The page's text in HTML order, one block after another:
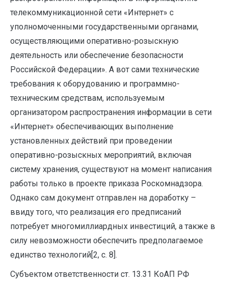
телекоммуникационной сети «Интернет» с
уполномоченными государственными органами,
осуществляющими оперативно-розыскную
деятельность или обеспечение безопасности
Российской Федерации». А вот сами технические
требования к оборудованию и программно-
техническим средствам, используемым
организатором распространения информации в сети
«Интернет» обеспечивающих выполнение
установленных действий при проведении
оперативно-розыскных мероприятий, включая
систему хранения, существуют на момент написания
работы только в проекте приказа Роскомнадзора.
Однако сам документ отправлен на доработку –
ввиду того, что реализация его предписаний
потребует многомиллиардных инвестиций, а также в
силу невозможности обеспечить предполагаемое
единство технологий[2, с. 8].
Субъектом ответственности ст. 13.31 КоАП РФ